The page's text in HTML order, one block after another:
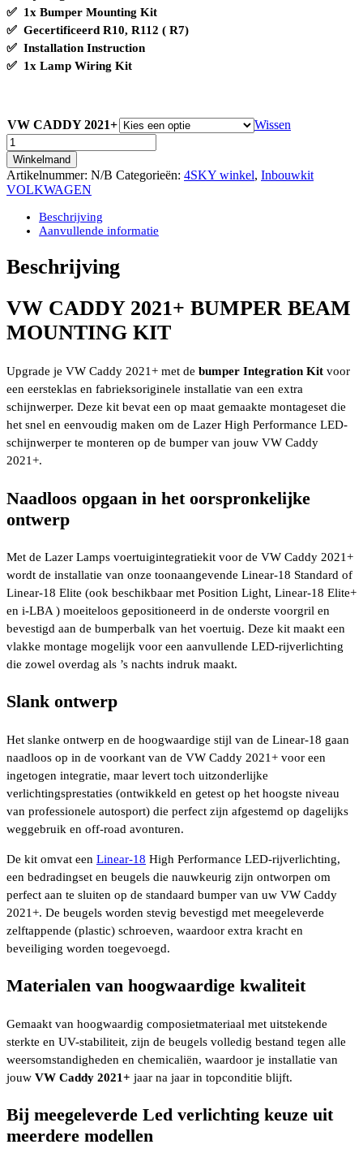
✅ 1x Bumper Mounting Kit
✅ Gecertificeerd R10, R112 ( R7)
✅ Installation Instruction
✅ 1x Lamp Wiring Kit
VW CADDY 2021+
Wissen
VW
CADDY
2021+
BUMPER
BEAM
MOUNTING
KIT
LINEAR-
18
LED
LIGHTBAR
aantal
Winkelmand
Artikelnummer: N/B Categorieën: 4SKY winkel, Inbouwkit
VOLKWAGEN
Beschrijving
Aanvullende informatie
Beschrijving
VW CADDY 2021+ BUMPER BEAM
MOUNTING KIT
Upgrade je VW Caddy 2021+ met de bumper Integration Kit voor
een eersteklas en fabrieksoriginele installatie van een extra
schijnwerper. Deze kit bevat een op maat gemaakte montageset die
het snel en eenvoudig maken om de Lazer High Performance LED-
schijnwerper te monteren op de bumper van jouw VW Caddy
2021+.
Naadloos opgaan in het oorspronkelijke
ontwerp
Met de Lazer Lamps voertuigintegratiekit voor de VW Caddy 2021+
wordt de installatie van onze toonaangevende Linear-18 Standard of
Linear-18 Elite (ook beschikbaar met Position Light, Linear-18 Elite+
en i-LBA ) moeiteloos gepositioneerd in de onderste voorgril en
bevestigd aan de bumperbalk van het voertuig. Deze kit maakt een
vlakke montage mogelijk voor een aanvullende LED-rijverlichting
die zowel overdag als ’s nachts indruk maakt.
Slank ontwerp
Het slanke ontwerp en de hoogwaardige stijl van de Linear-18 gaan
naadloos op in de voorkant van de VW Caddy 2021+ voor een
ingetogen integratie, maar levert toch uitzonderlijke
verlichtingsprestaties (ontwikkeld en getest op het hoogste niveau
van professionele autosport) die perfect zijn afgestemd op dagelijks
weggebruik en off-road avonturen.
De kit omvat een Linear-18 High Performance LED-rijverlichting,
een bedradingset en beugels die nauwkeurig zijn ontworpen om
perfect aan te sluiten op de standaard bumper van uw VW Caddy
2021+. De beugels worden stevig bevestigd met meegeleverde
zelftappende (plastic) schroeven, waardoor extra kracht en
beveiliging worden toegevoegd.
Materialen van hoogwaardige kwaliteit
Gemaakt van hoogwaardig composietmateriaal met uitstekende
sterkte en UV-stabiliteit, zijn de beugels volledig bestand tegen alle
weersomstandigheden en chemicaliën, waardoor je installatie van
jouw VW Caddy 2021+ jaar na jaar in topconditie blijft.
Bij meegeleverde Led verlichting keuze uit
meerdere modellen